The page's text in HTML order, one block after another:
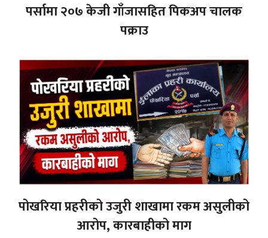
पर्सामा २०७ केजी गाँजासहित पिकअप चालक
पक्राउ
पोखरिया प्रहरीको उजुरी शाखामा रकम असुलीको
आरोप, कारबाहीको माग